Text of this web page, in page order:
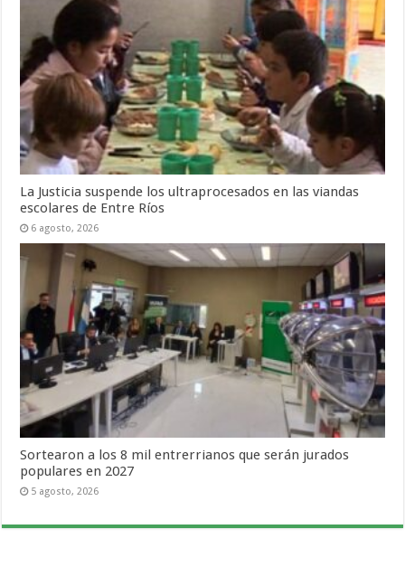
La Justicia suspende los ultraprocesados en las viandas
escolares de Entre Ríos
6 agosto, 2026
Sortearon a los 8 mil entrerrianos que serán jurados
populares en 2027
5 agosto, 2026